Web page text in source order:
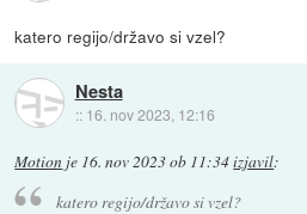
katero regijo/državo si vzel?
Nesta
:: 16. nov 2023, 12:16
Motion je 16. nov 2023 ob 11:34izjavil:
katero regijo/državo si vzel?